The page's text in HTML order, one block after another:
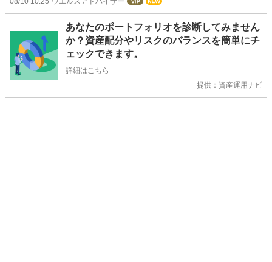
あなたのポートフォリオを診断してみません
か？資産配分やリスクのバランスを簡単にチ
ェックできます。
詳細はこちら
提供：資産運用ナビ